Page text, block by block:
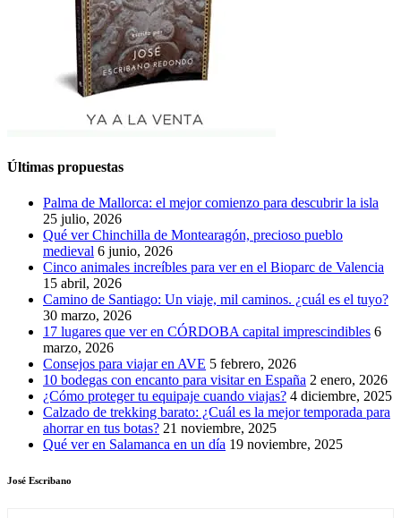
Últimas propuestas
Palma de Mallorca: el mejor comienzo para descubrir la isla
25 julio, 2026
Qué ver Chinchilla de Montearagón, precioso pueblo
medieval 6 junio, 2026
Cinco animales increíbles para ver en el Bioparc de Valencia
15 abril, 2026
Camino de Santiago: Un viaje, mil caminos. ¿cuál es el tuyo?
30 marzo, 2026
17 lugares que ver en CÓRDOBA capital imprescindibles 6
marzo, 2026
Consejos para viajar en AVE 5 febrero, 2026
10 bodegas con encanto para visitar en España 2 enero, 2026
¿Cómo proteger tu equipaje cuando viajas? 4 diciembre, 2025
Calzado de trekking barato: ¿Cuál es la mejor temporada para
ahorrar en tus botas? 21 noviembre, 2025
Qué ver en Salamanca en un día 19 noviembre, 2025
José Escribano